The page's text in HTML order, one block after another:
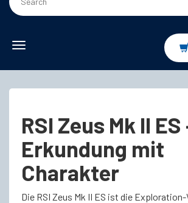
Toggle
RSI Zeus Mk II ES
Erkundung mit
Charakter
Die RSI Zeus Mk II ES ist die